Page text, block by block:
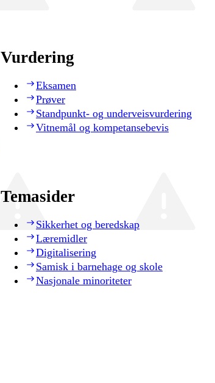
Vurdering
Eksamen
Prøver
Standpunkt- og underveisvurdering
Vitnemål og kompetansebevis
Temasider
Sikkerhet og beredskap
Læremidler
Digitalisering
Samisk i barnehage og skole
Nasjonale minoriteter